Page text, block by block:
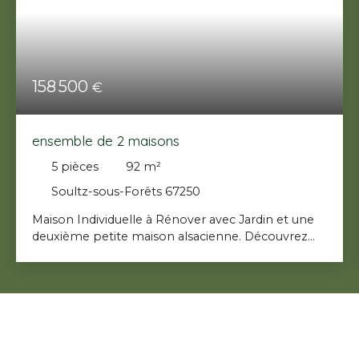
158 500 €
ensemble de 2 maisons
5 pièces 92 m²
Soultz-sous-Forêts 67250
Maison Individuelle à Rénover avec Jardin et une
deuxième petite maison alsacienne. Découvrez